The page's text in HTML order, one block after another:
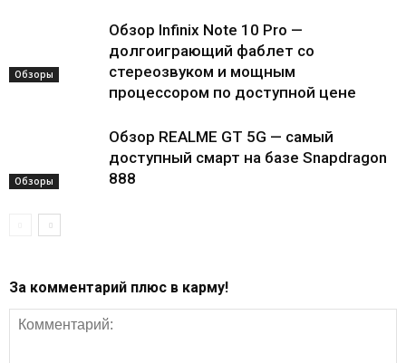
Обзоры
Обзор Infinix Note 10 Pro —
долгоиграющий фаблет со
стереозвуком и мощным
процессором по доступной цене
Обзоры
Обзор REALME GT 5G — самый
доступный смарт на базе Snapdragon
888
За комментарий плюс в карму!